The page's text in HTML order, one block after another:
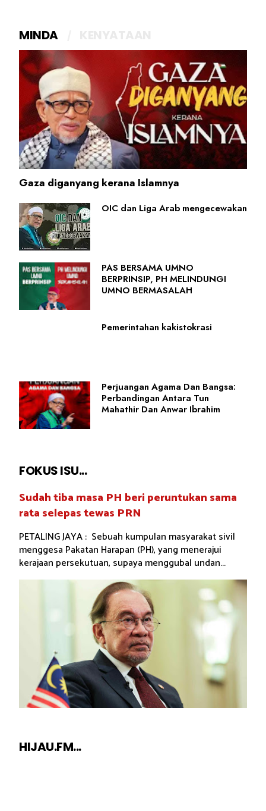
MINDA
Gaza diganyang kerana Islamnya
OIC dan Liga Arab mengecewakan
PAS BERSAMA UMNO
BERPRINSIP, PH MELINDUNGI
UMNO BERMASALAH
Pemerintahan kakistokrasi
Perjuangan Agama Dan Bangsa:
Perbandingan Antara Tun
Mahathir Dan Anwar Ibrahim
FOKUS ISU...
Sudah tiba masa PH beri peruntukan sama
rata selepas tewas PRN
PETALING JAYA : Sebuah kumpulan masyarakat sivil
menggesa Pakatan Harapan (PH), yang menerajui
kerajaan persekutuan, supaya menggubal undan...
HIJAU.FM...